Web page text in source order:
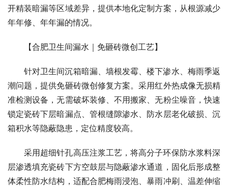
开精装暗漏等区域差异，提供本地化定制方案，从根源减少
年年修、年年漏的情况。
【合肥卫生间漏水｜免砸砖微创工艺】
针对卫生间沉箱暗漏、墙根发霉、楼下渗水、梅雨季返
潮问题，提供免砸砖微创修复方案。采用红外热成像无损精
准检测设备，无需破坏装修、不用搬家、无粉尘噪音，快速
锁定瓷砖下层暗漏点、管根缝隙渗水、防水层老化破损、沉
箱积水等隐蔽隐患，定位精度较高。
采用超细针孔高压注浆工艺，将高分子环保防水浆料深
层渗透填充瓷砖下方空鼓层与隐蔽渗水通道，固化后形成整
体柔性防水结构，适配合肥梅雨浸泡、暴雨冲刷、温差伸缩